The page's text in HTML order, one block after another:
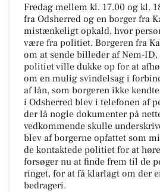
Fredag mellem kl. 17.00 og kl.
fra Odsherred og en borger fra
mistænkeligt opkald, hvor
være fra politiet. Borgeren fra
om at sende billeder af Nem-
politiet ville dukke op for at
om en mulig svindelsag i
af lån, som borgeren ikke
i Odsherred blev i telefonen af
der lå nogle dokumenter på
vedkommende skulle
blev af borgerne opfattet som
de kontaktede politiet for at
forsøger nu at finde frem til de
ringet, for at få klarlagt om der
bedrageri.